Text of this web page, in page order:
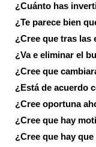
¿Cuánto has
¿Te parece bien
¿Cree que tras las
¿Va e eliminar el
¿Cree que
¿Está de acuerdo
¿Cree oportuna
¿Cree que hay
¿Cree que hay